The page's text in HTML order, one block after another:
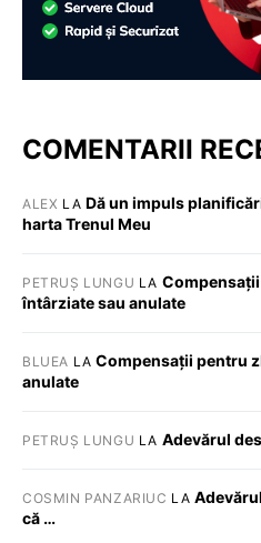
COMENTARII
ALEX LA Dă un impuls
harta Trenul Meu
PETRUȘ LUNGU LA
întârziate sau anulate
BLUEA LACompensații pentru
anulate
PETRUȘ LUNGU LA Adevărul
COSMIN PANZARIUC LA
că …